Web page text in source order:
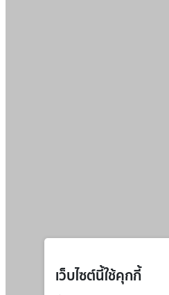
เว็บไซต์นี้ใช้คุกกี้